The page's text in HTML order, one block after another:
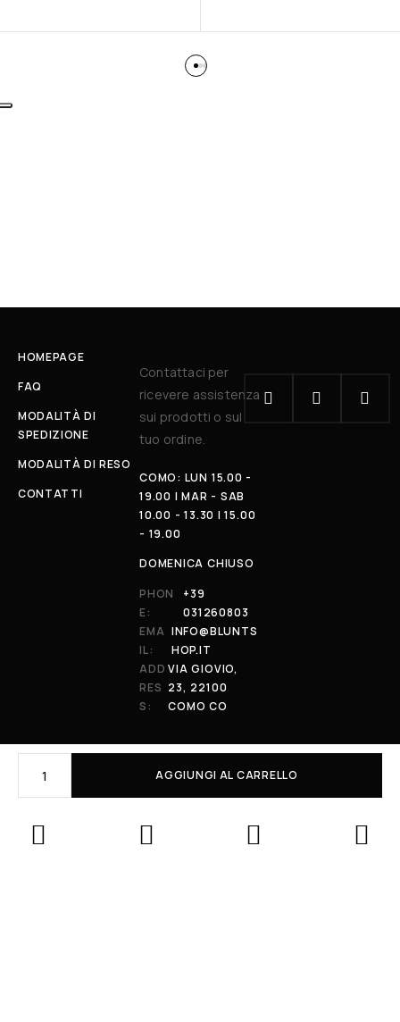
AGGIUNGI AL CARRELLO
HOMEPAGE
FAQ
MODALITÀ DI
SPEDIZIONE
MODALITÀ DI RESO
CONTATTI
Contattaci per
ricevere assistenza
sui prodotti o sul
tuo ordine.
COMO: LUN 15.00 -
19.00 | MAR - SAB
10.00 - 13.30 | 15.00
- 19.00
DOMENICA CHIUSO
PHON
E:
+39
031260803
EMA
IL:
INFO@BLUNTS
HOP.IT
ADD
RES
S:
VIA GIOVIO,
23, 22100
COMO CO
01848590038